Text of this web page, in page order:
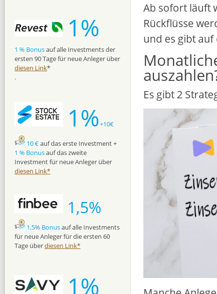
Ab sofort läuft
Rückflüsse
und es gibt auf
Es gibt 2
1%
1 % Bonusauf alle Investments der
ersten 90 Tage für neue Anleger über
diesen Link*
.
1%+10€
10 €auf das erste Investment +
1 % Bonusauf das zweite
Investment für neue Anleger über
diesen Link*
1,5%
1,5% Bonusauf alle Investments
für neue Anleger für die ersten 60
Tage überdiesen Link*
1%